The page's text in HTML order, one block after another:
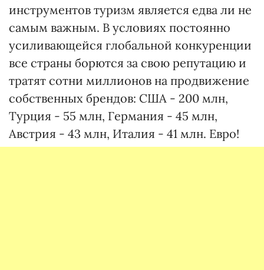
инструментов туризм является едва ли не
самым важным. В условиях постоянно
усиливающейся глобальной конкуренции
все страны борются за свою репутацию и
тратят сотни миллионов на продвижение
собственных брендов: США - 200 млн,
Турция - 55 млн, Германия - 45 млн,
Австрия - 43 млн, Италия - 41 млн. Евро!